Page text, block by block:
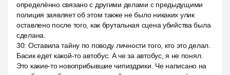
определённо связано с другими делами с предыдущими
полиция заявляет об этом также не было никаких улик
оставлено после того, как брутальная сцена убийства была
сделана.
30: Оставила тайну по поводу личности того, кто это делал.
Басик едет какой-то автобус. А че за автобус, я не понял.
Это какие-то новоприбывшие чипиздрики. Че написано на